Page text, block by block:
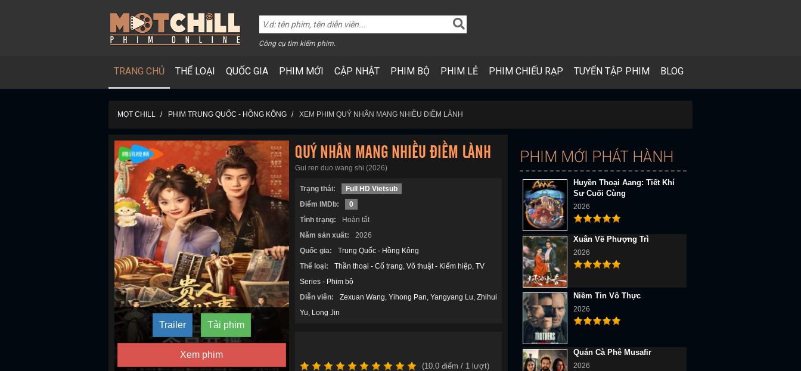
Công cụ tìm kiếm phim.
TRANG CHỦ THỂ LOẠI QUỐC GIA PHIM MỚI CẬP NHẬT PHIM BỘ PHIM LẺ PHIM CHIẾU RẠP TUYỂN TẬP PHIM BLOG
MỌT CHILL PHIM TRUNG QUỐC - HỒNG KÔNG XEM PHIM QUÝ NHÂN MANG NHIỀU ĐIỀM LÀNH
Trailer Tải phim
Xem phim
QUÝ NHÂN MANG NHIỀU ĐIỀM LÀNH
Gui ren duo wang shi (2026)
Trạng thái:
Full HD Vietsub
Điểm IMDb:
0
Tình trạng:
Hoàn tất
Năm sản xuất:
2026
Quốc gia:
Trung Quốc - Hồng Kông
Thể loại:
Thần thoại - Cổ trang Võ thuật - Kiếm hiệp TV
Series - Phim bộ
Diễn viên:
Zexuan Wang Yihong Pan Yangyang Lu Zhihui
Yu
Long Jin
(10.0điểm / 1lượt)
PHIM MỚI PHÁT HÀNH
Huyền Thoại Aang: Tiết Khí
Sư Cuối Cùng
2026
Xuân Về Phượng Trì
2026
Niềm Tin Vô Thực
2026
Quán Cà Phê Musafir
2026